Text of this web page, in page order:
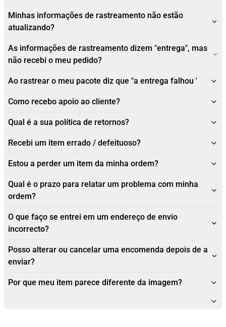
Minhas informações de rastreamento não estão
atualizando?
As informações de rastreamento dizem "entrega", mas
não recebi o meu pedido?
Ao rastrear o meu pacote diz que "a entrega falhou '
Como recebo apoio ao cliente?
Qual é a sua política de retornos?
Recebi um item errado / defeituoso?
Estou a perder um item da minha ordem?
Qual é o prazo para relatar um problema com minha
ordem?
O que faço se entrei em um endereço de envio
incorrecto?
Posso alterar ou cancelar uma encomenda depois de a
enviar?
Por que meu item parece diferente da imagem?